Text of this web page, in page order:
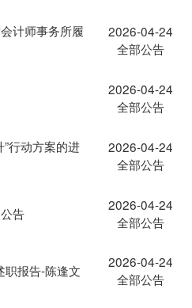
计师事务所履
2026-04-24
全部公告
2026-04-24
全部公告
行动方案的进
2026-04-24
全部公告
告
2026-04-24
全部公告
报告-陈逢文
2026-04-24
全部公告